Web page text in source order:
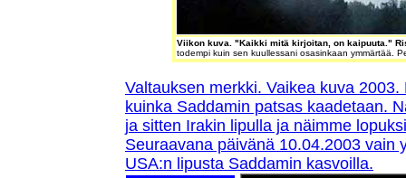
Viikon kuva. "Kaikki mitä kirjoitan, on kaipuuta."
todempi kuin sen kuullessani osasinkaan ymmärtää.
Valtauksen merkki. Vaikea kuva
kuinka Saddamin patsas kaadetaan.
ja sitten Irakin lipulla ja näimme
Seuraavana päivänä 10.04.2003 vain
USA:n lipusta Saddamin kasvoilla.